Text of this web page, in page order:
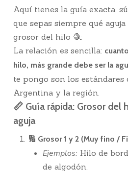
Aquí tienes la guía exacta,
que sepas siempre qué
grosor del hilo 🧶:
La relación es sencilla:
hilo, más grande debe ser la
te pongo son los estándares
Argentina y la región.
📏 Guía rápida: Grosor
aguja
🔢 Grosor 1 y 2 (Muy fino /
Ejemplos: Hilo de
de algodón.